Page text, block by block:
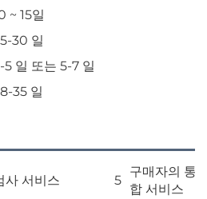
~ 15일
30 일
5 일 또는 5-7 일
35 일
사 서비스 5
구매자의 통
합 서비스